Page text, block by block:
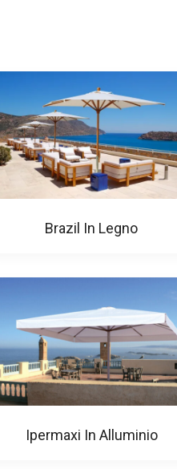
Brazil In Legno
Ipermaxi In Alluminio